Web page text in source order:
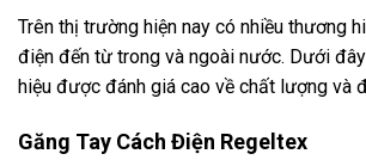
Trên thị trường hiện nay có nhiều thương
điện đến từ trong và ngoài nước. Dưới
hiệu được đánh giá cao về chất lượng và
Găng Tay Cách Điện Regeltex